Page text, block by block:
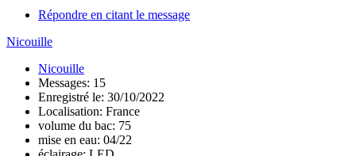
Répondre en citant le message
Nicouille
Nicouille
Messages: 15
Enregistré le: 30/10/2022
Localisation: France
volume du bac: 75
mise en eau: 04/22